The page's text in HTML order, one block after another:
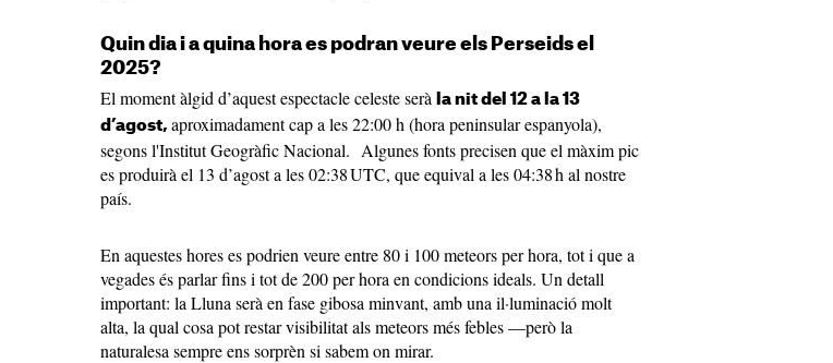
Quin dia i a quina hora es podran veure els Perseids el
2025?
El moment àlgid d’aquest espectacle celeste serà
la nit del 12 a la 13
d’agost, aproximadament cap a les 22:00 h (hora peninsular espanyola),
segons l'Institut Geogràfic Nacional. Algunes fonts precisen que el màxim pic
es produirà el 13 d’agost a les 02:38 UTC, que equival a les 04:38 h al nostre
país.
En aquestes hores es podrien veure entre 80 i 100 meteors per hora, tot i que a
vegades és parlar fins i tot de 200 per hora en condicions ideals. Un detall
important: la Lluna serà en fase gibosa minvant, amb una il·luminació molt
alta, la qual cosa pot restar visibilitat als meteors més febles —però la
naturalesa sempre ens sorprèn si sabem on mirar.